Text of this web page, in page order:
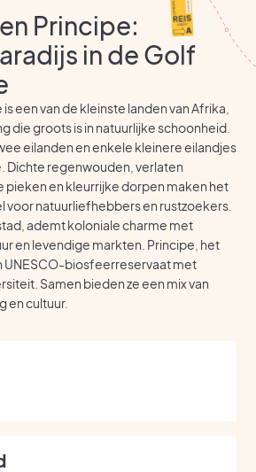
Principe:
in de Golf
een van de kleinste landen van Afrika,
die groots is in natuurlijke schoonheid.
eilanden en enkele kleinere eilandjes
Dichte regenwouden, verlaten
pieken en kleurrijke dorpen maken het
voor natuurliefhebbers en rustzoekers.
ademt koloniale charme met
en levendige markten. Principe, het
UNESCO-biosfeerreservaat met
Samen bieden ze een mix van
en cultuur.